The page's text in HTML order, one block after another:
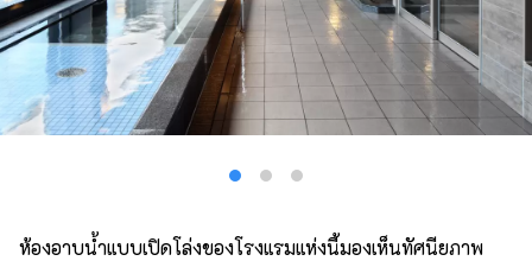
ห้องอาบน้ำแบบเปิดโล่งของโรงแรมแห่งนี้มองเห็นทัศนียภาพ